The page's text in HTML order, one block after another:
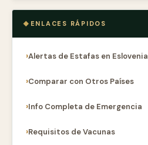
ENLACES RÁPIDOS
Alertas de Estafas en Eslovenia
Comparar con Otros Países
Info Completa de Emergencia
Requisitos de Vacunas